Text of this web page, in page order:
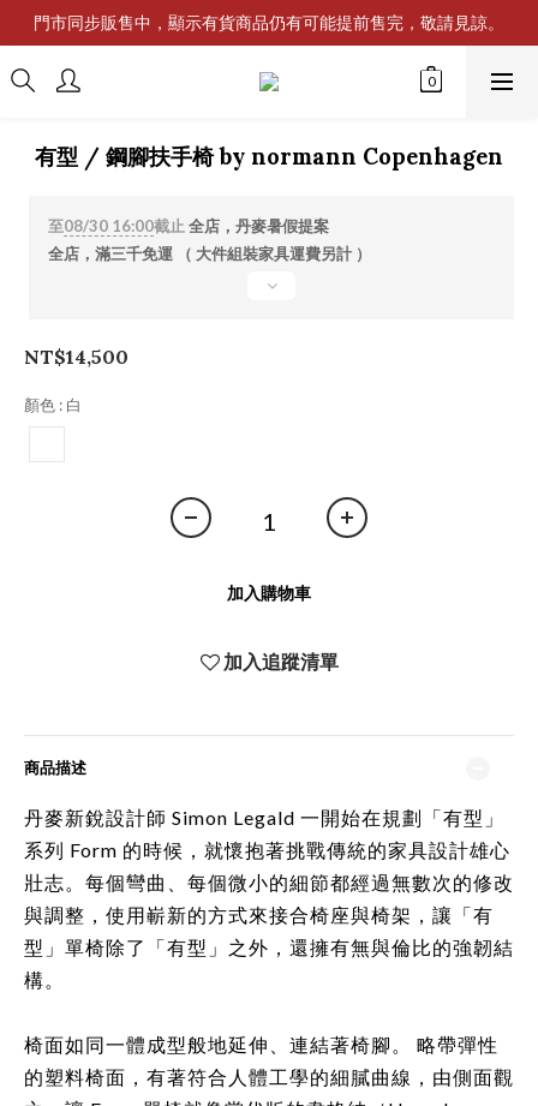
門市同步販售中，顯示有貨商品仍有可能提前售完，敬請見諒。
有型 / 鋼腳扶手椅 by normann Copenhagen
至08/30 16:00截止 全店，丹麥暑假提案
全店，滿三千免運 （ 大件組裝家具運費另計 ）
NT$14,500
顏色 : 白
加入購物車
加入追蹤清單
商品描述
丹麥新銳設計師 Simon Legald 一開始在規劃「有型」
系列 Form 的時候，就懷抱著挑戰傳統的家具設計雄心
壯志。每個彎曲、每個微小的細節都經過無數次的修改
與調整，使用嶄新的方式來接合椅座與椅架，讓「有
型」單椅除了「有型」之外，還擁有無與倫比的強韌結
構。
椅面如同一體成型般地延伸、連結著椅腳。 略帶彈性
的塑料椅面，有著符合人體工學的細膩曲線，由側面觀